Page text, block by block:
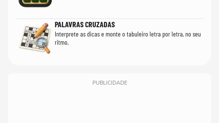
PALAVRAS CRUZADAS
Interprete as dicas e monte o tabuleiro letra por letra, no seu
ritmo.
PUBLICIDADE